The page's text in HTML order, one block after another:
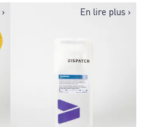
› En lire plus ›